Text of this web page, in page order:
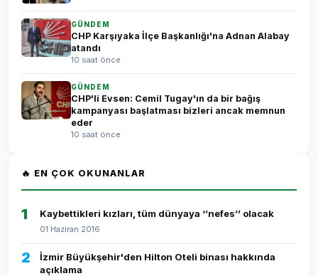
GÜNDEM
CHP Karşıyaka İlçe Başkanlığı'na Adnan Alabay
atandı
10 saat önce
GÜNDEM
CHP'li Evsen: Cemil Tugay'ın da bir bağış
kampanyası başlatması bizleri ancak memnun
eder
10 saat önce
🔥 EN ÇOK OKUNANLAR
1 Kaybettikleri kızları, tüm dünyaya ‘’nefes’’ olacak
01 Haziran 2016
2
İzmir Büyükşehir'den Hilton Oteli binası hakkında
açıklama